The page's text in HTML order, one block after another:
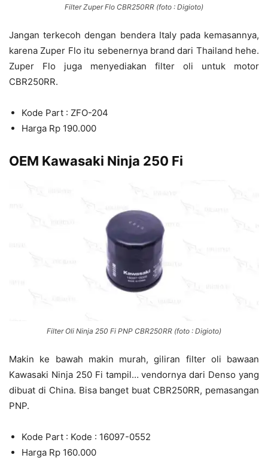
Filter Zuper Flo CBR250RR (foto : Digioto)
Jangan terkecoh dengan bendera Italy pada kemasannya,
karena Zuper Flo itu sebenernya brand dari Thailand hehe.
Zuper Flo juga menyediakan filter oli untuk motor
CBR250RR.
Kode Part : ZFO-204
Harga Rp 190.000
OEM Kawasaki Ninja 250 Fi
Filter Oli Ninja 250 Fi PNP CBR250RR (foto : Digioto)
Makin ke bawah makin murah, giliran filter oli bawaan
Kawasaki Ninja 250 Fi tampil… vendornya dari Denso yang
dibuat di China. Bisa banget buat CBR250RR, pemasangan
PNP.
Kode Part : Kode : 16097-0552
Harga Rp 160.000